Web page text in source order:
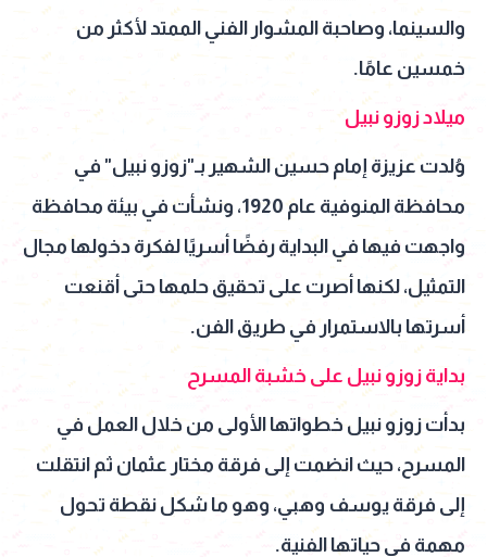
والسينما، وصاحبة المشوار الفني الممتد لأكثر من
خمسين عامًا.
ميلاد زوزو نبيل
وُلدت عزيزة إمام حسين الشهير بـ"زوزو نبيل" في
محافظة المنوفية عام 1920، ونشأت في بيئة محافظة
واجهت فيها في البداية رفضًا أسريًا لفكرة دخولها مجال
التمثيل، لكنها أصرت على تحقيق حلمها حتى أقنعت
أسرتها بالاستمرار في طريق الفن.
بداية زوزو نبيل على خشبة المسرح
بدأت زوزو نبيل خطواتها الأولى من خلال العمل في
المسرح، حيث انضمت إلى فرقة مختار عثمان ثم انتقلت
إلى فرقة يوسف وهبي، وهو ما شكل نقطة تحول
مهمة في حياتها الفنية.